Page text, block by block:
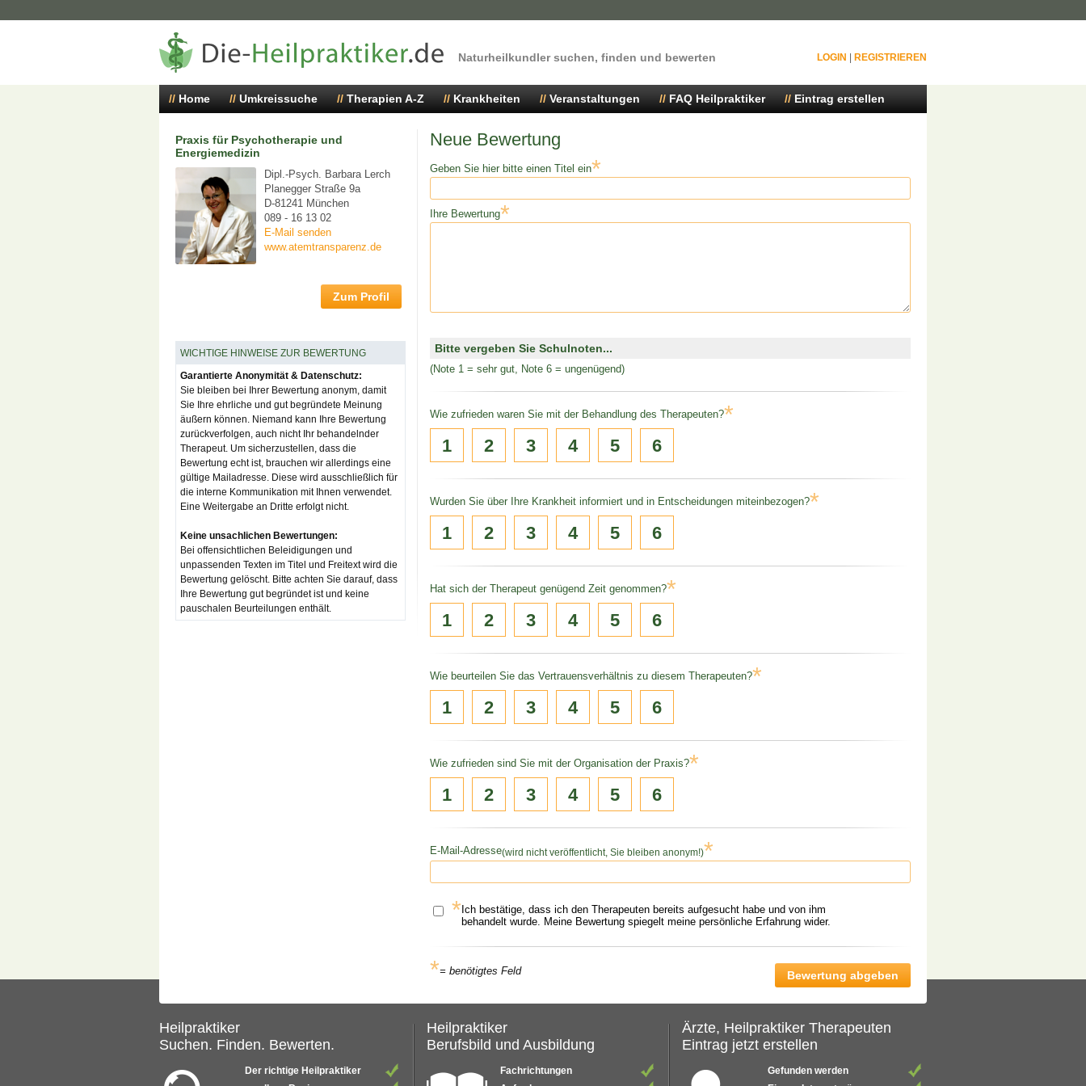
Naturheilkundler suchen, finden und bewerten LOGIN REGISTRIEREN
Home Umkreissuche Therapien A-Z Krankheiten Veranstaltungen FAQ Heilpraktiker Eintrag erstellen
Praxis für Psychotherapie und
Energiemedizin
Dipl.-Psych. Barbara Lerch
Planegger Straße 9a
D-81241 München
089 - 16 13 02
E-Mail senden
www.atemtransparenz.de
Zum Profil
WICHTIGE HINWEISE ZUR BEWERTUNG
Garantierte Anonymität & Datenschutz:
Sie bleiben bei Ihrer Bewertung anonym, damit
Sie Ihre ehrliche und gut begründete Meinung
äußern können. Niemand kann Ihre Bewertung
zurückverfolgen, auch nicht Ihr behandelnder
Therapeut. Um sicherzustellen, dass die
Bewertung echt ist, brauchen wir allerdings eine
gültige Mailadresse. Diese wird ausschließlich für
die interne Kommunikation mit Ihnen verwendet.
Eine Weitergabe an Dritte erfolgt nicht.
Keine unsachlichen Bewertungen:
Bei offensichtlichen Beleidigungen und
unpassenden Texten im Titel und Freitext wird die
Bewertung gelöscht. Bitte achten Sie darauf, dass
Ihre Bewertung gut begründet ist und keine
pauschalen Beurteilungen enthält.
Neue Bewertung
Geben Sie hier bitte einen Titel ein*
Ihre Bewertung*
Bitte vergeben Sie Schulnoten...
(Note 1 = sehr gut, Note 6 = ungenügend)
Wie zufrieden waren Sie mit der Behandlung des Therapeuten?*
1 2 3 4 5 6
Wurden Sie über Ihre Krankheit informiert und in Entscheidungen miteinbezogen?*
1 2 3 4 5 6
Hat sich der Therapeut genügend Zeit genommen?*
1 2 3 4 5 6
Wie beurteilen Sie das Vertrauensverhältnis zu diesem Therapeuten?*
1 2 3 4 5 6
Wie zufrieden sind Sie mit der Organisation der Praxis?*
1 2 3 4 5 6
E-Mail-Adresse(wird nicht veröffentlicht, Sie bleiben anonym!)*
Ich bestätige, dass ich den Therapeuten bereits aufgesucht habe und von ihm
behandelt wurde. Meine Bewertung spiegelt meine persönliche Erfahrung wider.
*
*= benötigtes Feld
Heilpraktiker
Suchen. Finden. Bewerten.
Der richtige Heilpraktiker
Heilpraktiker
Berufsbild und Ausbildung
Fachrichtungen
Ärzte, Heilpraktiker Therapeuten
Eintrag jetzt erstellen
Gefunden werden